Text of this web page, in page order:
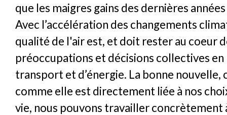
que les maigres gains des dernières
Avec l’accélération des changements
qualité de l'air est, et doit rester au coeur
préoccupations et décisions collectives
transport et d’énergie. La bonne nouvelle,
comme elle est directement liée à nos
vie, nous pouvons travailler concrètement